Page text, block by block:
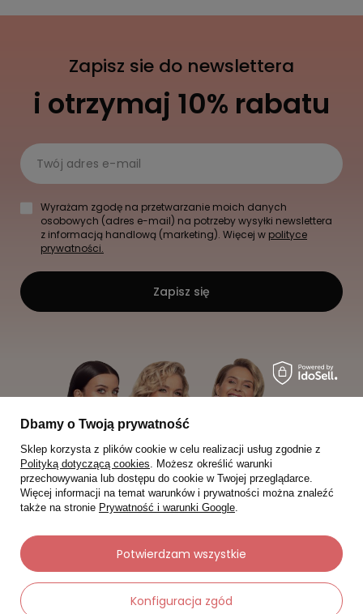
Zapisz sie do newslettera
i otrzymaj 10% rabatu
Twój adres e-mail
Wyrażam zgodę na przetwarzanie moich danych
osobowych (adres e-mail) na potrzeby wysyłki newslettera
z informacją handlową (marketing). Więcej w polityce
prywatności.
Zapisz się
Moje zamówienia
Dbamy o Twoją prywatność
Sklep korzysta z plików cookie w celu realizacji usług zgodnie z
Polityką dotyczącą cookies. Możesz określić warunki
przechowywania lub dostępu do cookie w Twojej przeglądarce.
Więcej informacji na temat warunków i prywatności można znaleźć
także na stronie Prywatność i warunki Google.
Konfiguracja zgód
Potwierdzam wszystkie